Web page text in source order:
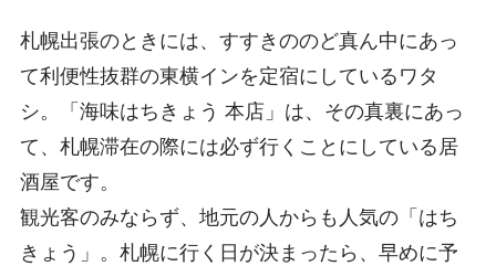
札幌出張のときには、すすきののど真ん中にあっ
て利便性抜群の東横インを定宿にしているワタ
シ。「海味はちきょう 本店」は、その真裏にあっ
て、札幌滞在の際には必ず行くことにしている居
酒屋です。
観光客のみならず、地元の人からも人気の「はち
きょう」。札幌に行く日が決まったら、早めに予